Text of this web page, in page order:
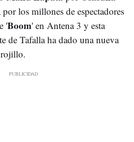
los millones de espectadores
'Boom' en Antena 3 y esta
de Tafalla ha dado una nueva
rojillo.